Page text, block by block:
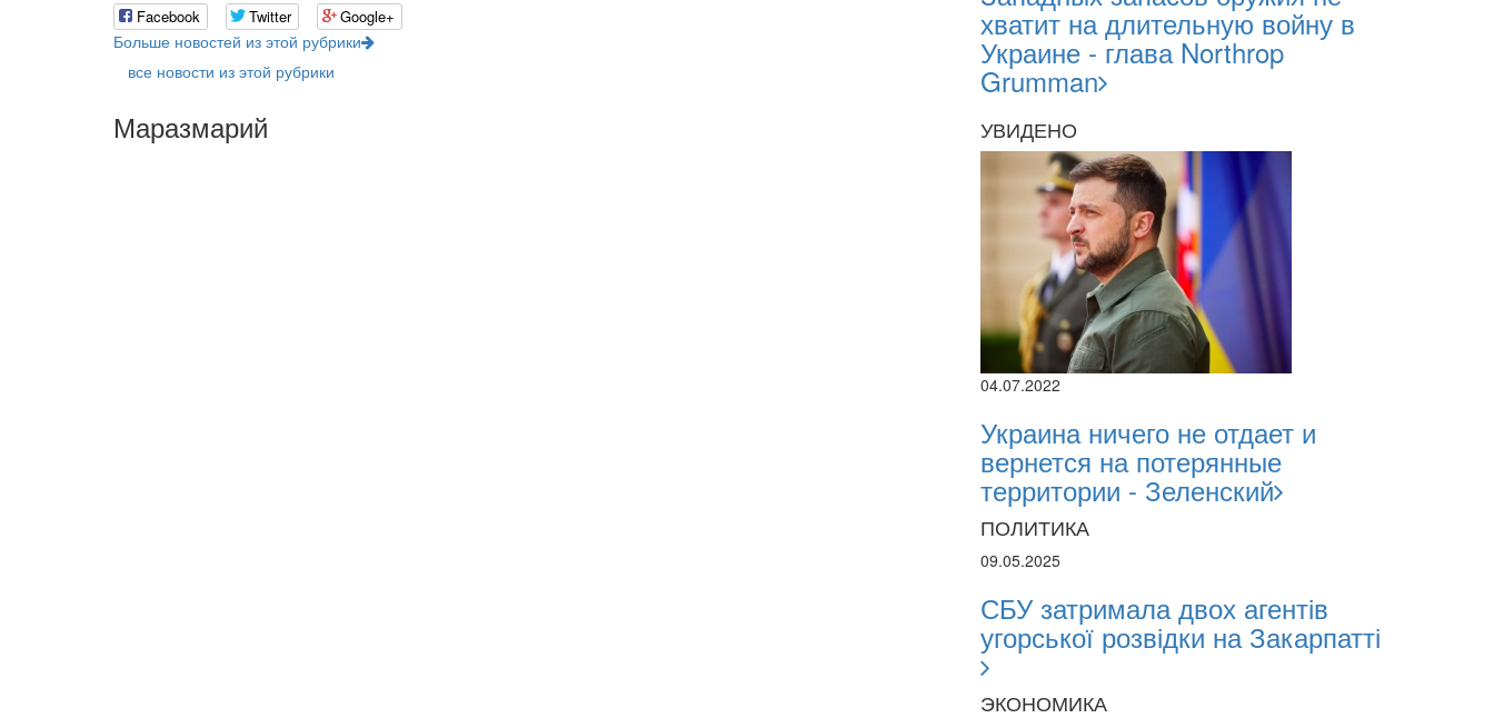
Facebook Twitter Google+
Больше новостей из этой рубрики
все новости из этой рубрики
Маразмарий
хватит на длительную войну в
Украине - глава Northrop
Grumman
УВИДЕНО
04.07.2022
Украина ничего не отдает и
вернется на потерянные
территории - Зеленский
ПОЛИТИКА
09.05.2025
СБУ затримала двох агентів
угорської розвідки на Закарпатті
ЭКОНОМИКА